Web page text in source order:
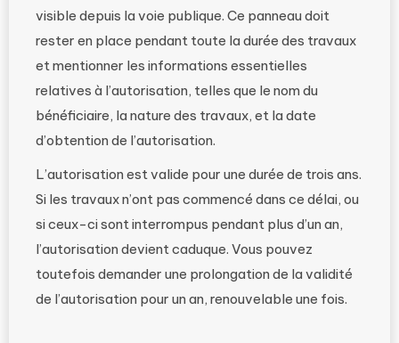
visible depuis la voie publique. Ce panneau doit
rester en place pendant toute la durée des travaux
et mentionner les informations essentielles
relatives à l’autorisation, telles que le nom du
bénéficiaire, la nature des travaux, et la date
d’obtention de l’autorisation.
L’autorisation est valide pour une durée de trois ans.
Si les travaux n’ont pas commencé dans ce délai, ou
si ceux-ci sont interrompus pendant plus d’un an,
l’autorisation devient caduque. Vous pouvez
toutefois demander une prolongation de la validité
de l’autorisation pour un an, renouvelable une fois​​.